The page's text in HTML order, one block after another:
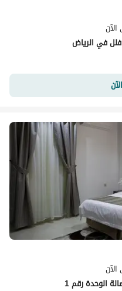
في الرياض
الوحدة رقم 1